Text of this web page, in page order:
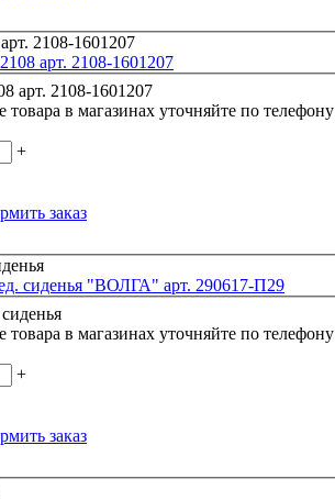
арт. 2108-1601207
товара в магазинах уточняйте по телефону
+
заказ
сиденья "ВОЛГА" арт. 290617-П29
товара в магазинах уточняйте по телефону
+
заказ